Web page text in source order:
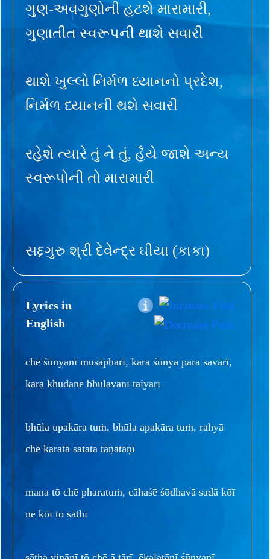
ગુણ-અવગુણોની હટશે મારામારી,
ગુણાતીત સ્વરૂપની થાશે સવારી
થાશે ખુલ્લો નિર્મળ ધ્યાનનો પ્રદેશ,
નિર્મળ ધ્યાનની થશે સવારી
રહેશે ત્યારે તું ને તું, હૈયે જાશે અન્ય
સ્વરૂપોની તો મારામારી
સદ્દગુરુ શ્રી દેવેન્દ્ર ઘીયા (કાકા)
Lyrics in
English
chē śūnyanī musāpharī, kara śūnya para savārī,
kara khudanē bhūlavānī taiyārī
bhūla upakāra tuṁ, bhūla apakāra tuṁ, rahyā
chē karatā satata tāṇātāṇī
mana tō chē pharatuṁ, cāhaśē śōdhavā sadā kōī
nē kōī tō sāthī